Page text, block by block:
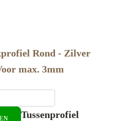
Rond - Zilver
max. 3mm
Tussenprofiel